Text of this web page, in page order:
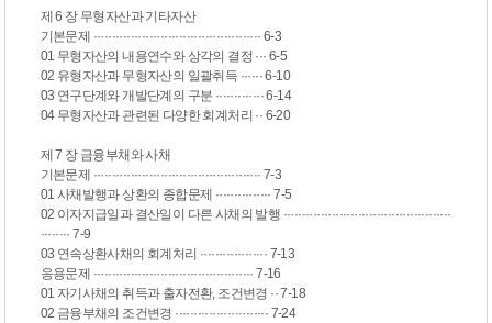
제 6 장 무형자산과 기타자산
기본문제 ············································· 6-3
01 무형자산의 내용연수와 상각의 결정 ··· 6-5
02 유형자산과 무형자산의 일괄취득 ······ 6-10
03 연구단계와 개발단계의 구분 ············· 6-14
04 무형자산과 관련된 다양한 회계처리 ·· 6-20
제 7 장 금융부채와 사채
기본문제 ············································· 7-3
01 사채발행과 상환의 종합문제 ··············· 7-5
02 이자지급일과 결산일이 다른 사채의 발행 ·············································
········ 7-9
03 연속상환사채의 회계처리 ·················· 7-13
응용문제 ··········································· 7-16
01 자기사채의 취득과 출자전환, 조건변경 ·· 7-18
02 금융부채의 조건변경 ························· 7-24